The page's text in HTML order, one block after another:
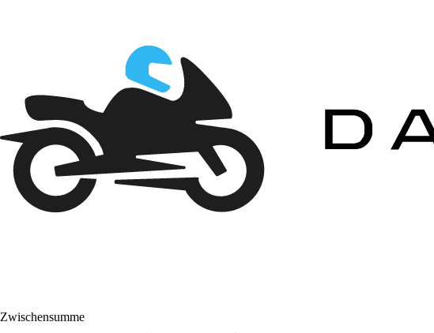
Zwischensumme